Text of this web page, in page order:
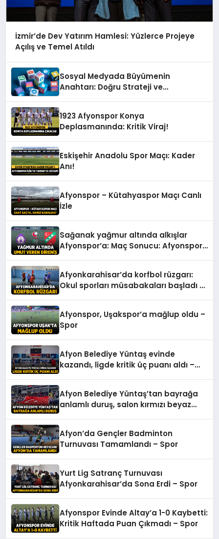
İzmir’de Dev Yatırım Hamlesi: Yüzlerce Projeye
Açılış ve Temel Atıldı
Sosyal Medyada Büyümenin
Anahtarı: Doğru Strateji ve
1923 Afyonspor Konya
Deplasmanında: Kritik Viraj!
Eskişehir Anadolu Spor Maçı: Kader
Anı!
Afyonspor – Kütahyaspor Maçı Canlı
İzle
Sağanak yağmur altında alkışlar
Afyonspor’a: Maç Sonucu: Afyonspor
Afyonkarahisar’da korfbol rüzgarı:
Okul sporları müsabakaları başladı –
Afyonspor, Uşakspor’a mağlup oldu –
Spor
Afyon Belediye Yüntaş evinde
kazandı, ligde kritik üç puanı aldı –
Afyon Belediye Yüntaş’tan bayrağa
anlamlı duruş, salon kırmızı beyaz
Afyon’da Gençler Badminton
Turnuvası Tamamlandı – Spor
Yurt Lig Satranç Turnuvası
Afyonkarahisar’da Sona Erdi – Spor
Afyonspor Evinde Altay’a 1-0 Kaybetti:
Kritik Haftada Puan Çıkmadı – Spor